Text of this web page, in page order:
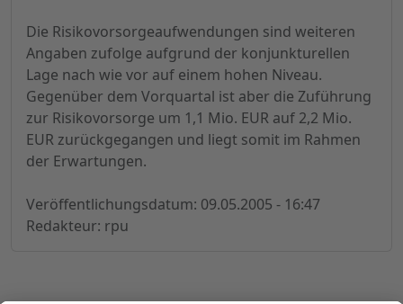
Die Risikovorsorgeaufwendungen sind weiteren
Angaben zufolge aufgrund der konjunkturellen
Lage nach wie vor auf einem hohen Niveau.
Gegenüber dem Vorquartal ist aber die Zuführung
zur Risikovorsorge um 1,1 Mio. EUR auf 2,2 Mio.
EUR zurückgegangen und liegt somit im Rahmen
der Erwartungen.
Veröffentlichungsdatum: 09.05.2005 - 16:47
Redakteur: rpu